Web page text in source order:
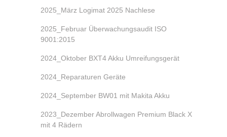
2025_März Logimat 2025 Nachlese
2025_Februar Überwachungsaudit ISO
9001:2015
2024_Oktober BXT4 Akku Umreifungsgerät
2024_Reparaturen Geräte
2024_September BW01 mit Makita Akku
2023_Dezember Abrollwagen Premium Black X
mit 4 Rädern